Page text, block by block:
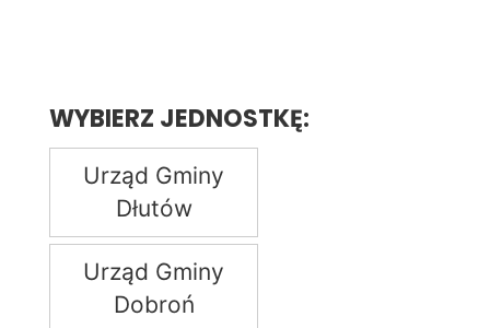
WYBIERZ JEDNOSTKĘ:
Urząd Gminy
Dłutów
Urząd Gminy
Dobroń